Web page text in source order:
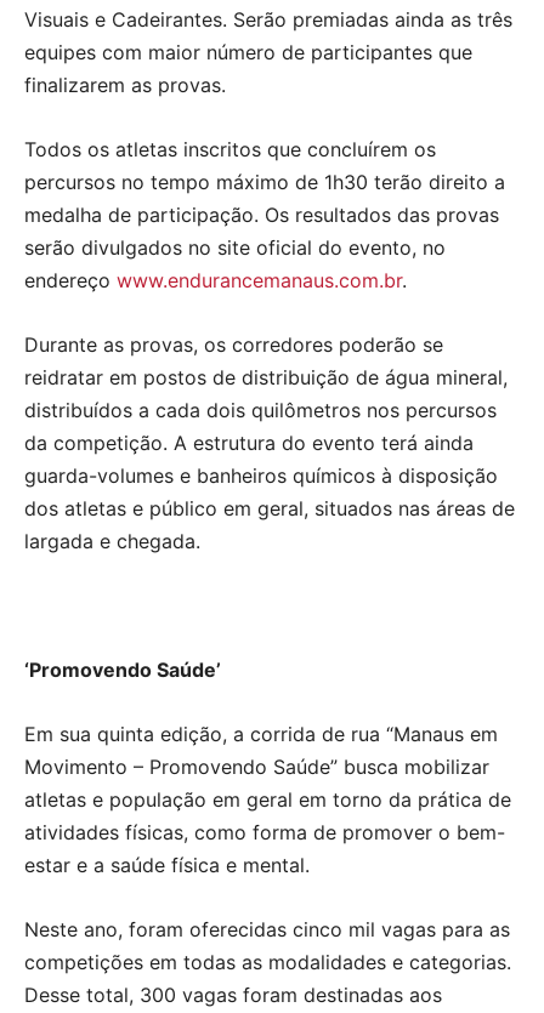
Visuais e Cadeirantes. Serão premiadas ainda as três
equipes com maior número de participantes que
finalizarem as provas.
Todos os atletas inscritos que concluírem os
percursos no tempo máximo de 1h30 terão direito a
medalha de participação. Os resultados das provas
serão divulgados no site oficial do evento, no
endereço www.endurancemanaus.com.br.
Durante as provas, os corredores poderão se
reidratar em postos de distribuição de água mineral,
distribuídos a cada dois quilômetros nos percursos
da competição. A estrutura do evento terá ainda
guarda-volumes e banheiros químicos à disposição
dos atletas e público em geral, situados nas áreas de
largada e chegada.
‘Promovendo Saúde’
Em sua quinta edição, a corrida de rua “Manaus em
Movimento – Promovendo Saúde” busca mobilizar
atletas e população em geral em torno da prática de
atividades físicas, como forma de promover o bem-
estar e a saúde física e mental.
Neste ano, foram oferecidas cinco mil vagas para as
competições em todas as modalidades e categorias.
Desse total, 300 vagas foram destinadas aos